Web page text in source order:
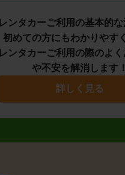
レンタカーご利用の基本的な
初めての方にもわかりやす
レンタカーご利用の際のよ
や不安を解消します！
詳しく見る